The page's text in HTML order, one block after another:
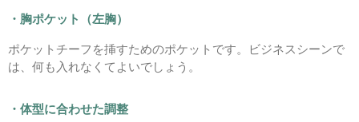
・胸ポケット（左胸）
ポケットチーフを挿すためのポケットです。ビジネスシーンで
は、何も入れなくてよいでしょう。
・体型に合わせた調整